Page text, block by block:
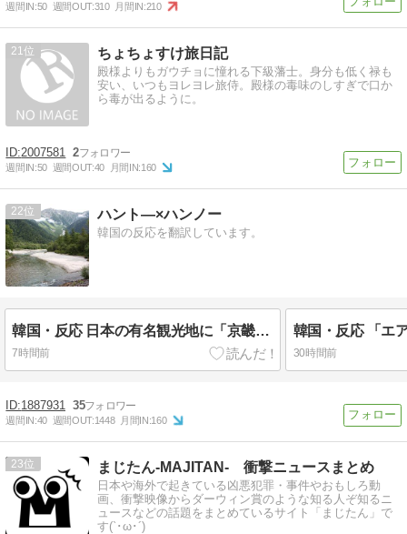
週間IN:50 週間OUT:310 月間IN:210
21 ちょちょすけ旅日記
殿様よりもガウチョに憧れる下級藩士。身分も低く禄も
安い、いつもヨレヨレ旅侍。殿様の毒味のしすぎで口か
ら毒が出るように。
2007581 2
週間IN:50 週間OUT:40 月間IN:160
22 ハント―×ハンノー
韓国の反応を翻訳しています。
韓国・反応 日本の有名観光地に「京畿道安山市ごみ袋」投棄論争...韓国「恥ずかしい」
7時間前 30時間前
1887931 35
週間IN:40 週間OUT:1448 月間IN:160
23 まじたん-MAJITAN- 衝撃ニュースまとめ
日本や海外で起きている凶悪犯罪・事件やおもしろ動
画、衝撃映像からダーウィン賞のような知る人ぞ知るニ
ュースなどの話題をまとめているサイト「まじたん」で
す(`･ω･´)